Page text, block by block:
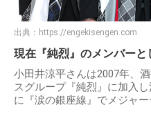
出典： https://engekisengen.com
現在『純烈』のメンバーと
小田井涼平さんは2007年、
スグループ『純烈』に加入
に『涙の銀座線』でメジャ